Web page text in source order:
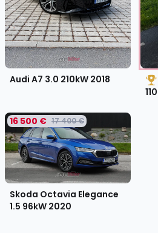
Audi A7 3.0 210kW 2018
16 500 € 17 400 €
Skoda Octavia Elegance
1.5 96kW 2020